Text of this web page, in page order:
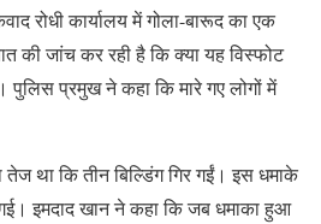
रोधी कार्यालय में गोला-बारूद का एक
की जांच कर रही है कि क्या यह विस्फोट
पुलिस प्रमुख ने कहा कि मारे गए लोगों में
तेज था कि तीन बिल्डिंग गिर गईं। इस धमाके
इमदाद खान ने कहा कि जब धमाका हुआ